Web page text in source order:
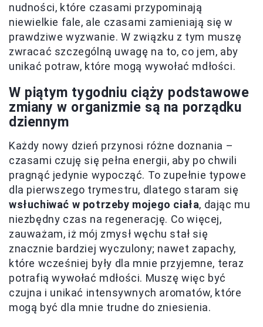
nudności, które czasami przypominają
niewielkie fale, ale czasami zamieniają się w
prawdziwe wyzwanie. W związku z tym muszę
zwracać szczególną uwagę na to, co jem, aby
unikać potraw, które mogą wywołać mdłości.
W piątym tygodniu ciąży podstawowe
zmiany w organizmie są na porządku
dziennym
Każdy nowy dzień przynosi różne doznania –
czasami czuję się pełna energii, aby po chwili
pragnąć jedynie wypocząć. To zupełnie typowe
dla pierwszego trymestru, dlatego staram się
wsłuchiwać w potrzeby mojego ciała, dając mu
niezbędny czas na regenerację. Co więcej,
zauważam, iż mój zmysł węchu stał się
znacznie bardziej wyczulony; nawet zapachy,
które wcześniej były dla mnie przyjemne, teraz
potrafią wywołać mdłości. Muszę więc być
czujna i unikać intensywnych aromatów, które
mogą być dla mnie trudne do zniesienia.